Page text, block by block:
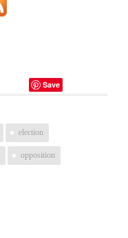
Save
election
opposition